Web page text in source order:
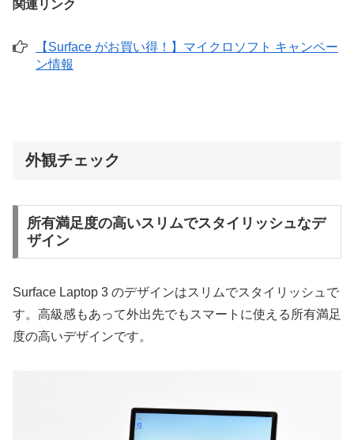
関連リンク
【Surface がお買い得！】マイクロソフト キャンペー
ン情報
外観チェック
所有満足度の高いスリムでスタイリッシュなデ
ザイン
Surface Laptop 3 のデザインはスリムでスタイリッシュで
す。高級感もあって外出先でもスマートに使える所有満足
度の高いデザインです。